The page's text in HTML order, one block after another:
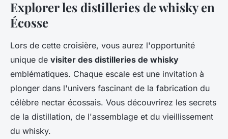
Explorer les distilleries de whisky en
Écosse
Lors de cette croisière, vous aurez l'opportunité
unique de visiter des distilleries de whisky
emblématiques. Chaque escale est une invitation à
plonger dans l'univers fascinant de la fabrication du
célèbre nectar écossais. Vous découvrirez les secrets
de la distillation, de l'assemblage et du vieillissement
du whisky.